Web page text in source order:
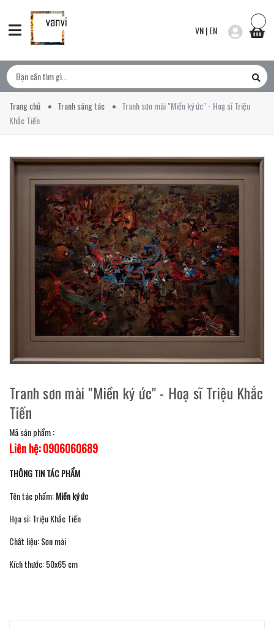
VN|EN
Trang chủ Tranh sáng tác
Tranh sơn mài "Miền ký ức" - Hoạ sĩ Triệu
Khắc Tiến
Tranh sơn mài "Miền ký ức" - Hoạ sĩ Triệu Khắc
Tiến
Mã sản phẩm :
Liên hệ: 0906060689
THÔNG TIN TÁC PHẨM
Tên tác phẩm:Miền ký ức
Họa sĩ: Triệu Khắc Tiến
Chất liệu: Sơn mài
Kích thước: 50x65 cm